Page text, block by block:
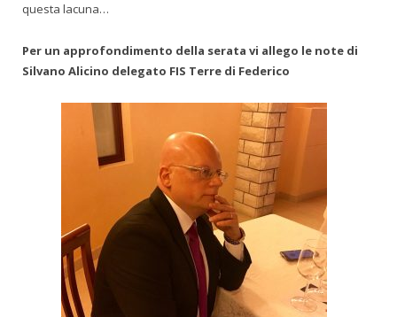
questa lacuna…
Per un approfondimento della serata vi allego le note di
Silvano Alicino delegato FIS Terre di Federico